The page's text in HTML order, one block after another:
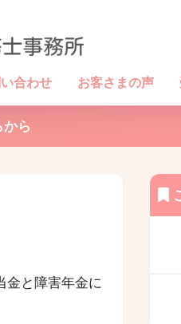
合わせ お客さまの声
ら
金と障害年金に